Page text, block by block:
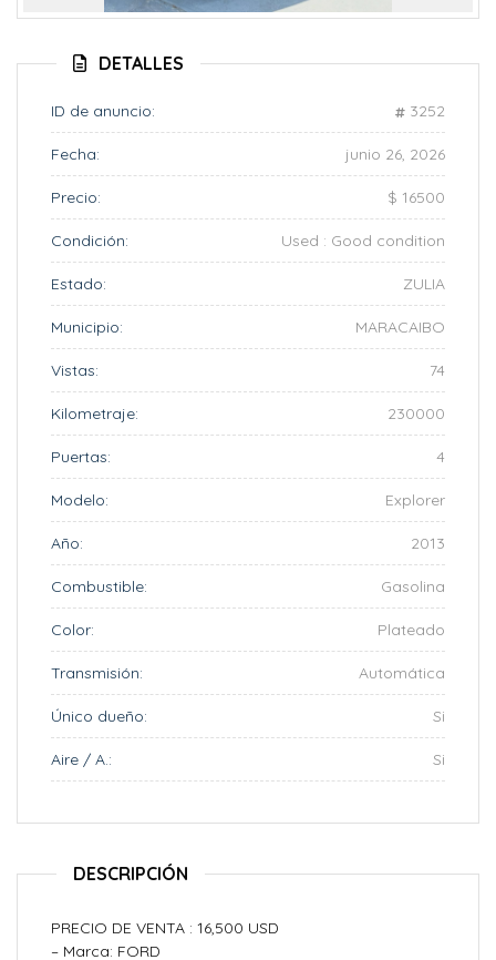
Anterior
DETALLES
ID de anuncio: 3252
Fecha: junio 26, 2026
Precio: $ 16500
Condición: Used : Good condition
Estado: ZULIA
Municipio: MARACAIBO
Vistas: 74
Kilometraje: 230000
Puertas: 4
Modelo: Explorer
Año: 2013
Combustible: Gasolina
Color: Plateado
Transmisión: Automática
Único dueño: Si
Aire / A.: Si
DESCRIPCIÓN
PRECIO DE VENTA : 16,500 USD
– Marca: FORD